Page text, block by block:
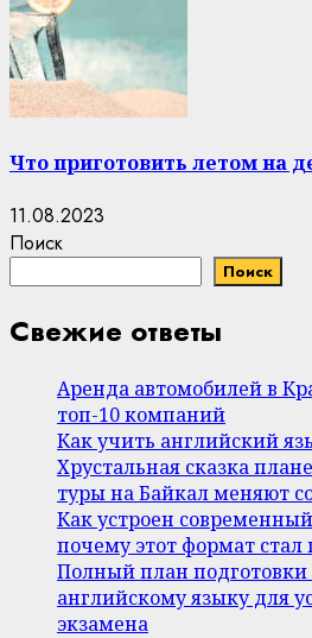
Что приготовить летом на
11.08.2023
Поиск
Поиск
Свежие ответы
Аренда автомобилей в
топ-10 компаний
Как учить английский
Хрустальная сказка
туры на Байкал меняют
Как устроен
почему этот формат стал
Полный план подготовки
английскому языку для
экзамена